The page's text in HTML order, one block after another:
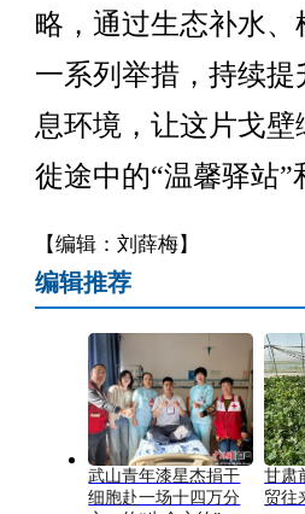
略，通过生态补水
一系列举措，持续
息环境，让这片戈
徙途中的“温馨驿站”
【编辑：刘薛梅】
编辑推荐
武山青年漆星杰捐干
细胞赴一场十四万分
甘肃
贸往